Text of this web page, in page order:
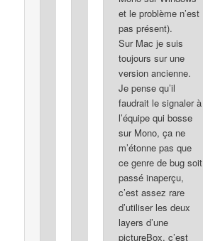
et le problème n’est
pas présent).
Sur Mac je suis
toujours sur une
version ancienne.
Je pense qu’il
faudrait le signaler à
l’équipe qui bosse
sur Mono, ça ne
m’étonne pas que
ce genre de bug soit
passé inaperçu,
c’est assez rare
d’utiliser les deux
layers d’une
pictureBox, c’est